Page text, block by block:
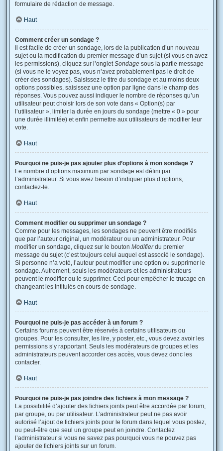
formulaire de rédaction de message.
Haut
Comment créer un sondage ?
Il est facile de créer un sondage, lors de la publication d’un nouveau
sujet ou la modification du premier message d’un sujet (si vous en avez
les permissions), cliquez sur l’ongletSondage sous la partie message
(si vous ne le voyez pas, vous n’avez probablement pas le droit de
créer des sondages). Saisissez le titre du sondage et au moins deux
options possibles, saisissez une option par ligne dans le champ des
réponses. Vous pouvez aussi indiquer le nombre de réponses qu’un
utilisateur peut choisir lors de son vote dans « Option(s) par
l’utilisateur », limiter la durée en jours du sondage (mettre « 0 » pour
une durée illimitée) et enfin permettre aux utilisateurs de modifier leur
vote.
Haut
Pourquoi ne puis-je pas ajouter plus d’options à mon sondage ?
Le nombre d’options maximum par sondage est défini par
l’administrateur. Si vous avez besoin d’indiquer plus d’options,
contactez-le.
Haut
Comment modifier ou supprimer un sondage ?
Comme pour les messages, les sondages ne peuvent être modifiés
que par l’auteur original, un modérateur ou un administrateur. Pour
modifier un sondage, cliquez sur le bouton Modifierdu premier
message du sujet (c’est toujours celui auquel est associé le sondage).
Si personne n’a voté, l’auteur peut modifier une option ou supprimer le
sondage. Autrement, seuls les modérateurs et les administrateurs
peuvent le modifier ou le supprimer. Ceci pour empêcher le trucage en
changeant les intitulés en cours de sondage.
Haut
Pourquoi ne puis-je pas accéder à un forum ?
Certains forums peuvent être réservés à certains utilisateurs ou
groupes. Pour les consulter, les lire, y poster, etc., vous devez avoir les
permissions s’y rapportant. Seuls les modérateurs de groupes et les
administrateurs peuvent accorder ces accès, vous devez donc les
contacter.
Haut
Pourquoi ne puis-je pas joindre des fichiers à mon message ?
La possibilité d’ajouter des fichiers joints peut être accordée par forum,
par groupe, ou par utilisateur. L’administrateur peut ne pas avoir
autorisé l’ajout de fichiers joints pour le forum dans lequel vous postez,
ou peut-être que seul un groupe peut en joindre. Contactez
l’administrateur si vous ne savez pas pourquoi vous ne pouvez pas
ajouter de fichiers joints sur un forum.